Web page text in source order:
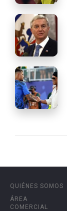
QUIÉNES SOMOS
ÁREA
COMERCIAL